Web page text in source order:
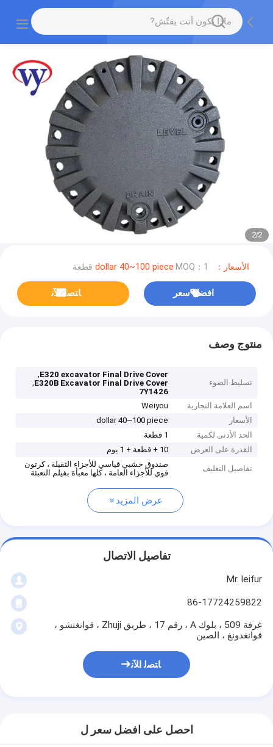
2
/
2
الأسعار：dollar 40~100 piece MOQ：1 قطعة
افضل سعر ﺎﺘﺼﻟ ﺍﻶﻧ
منتوج وصف
تسليط الضوء
E320 excavator Final Drive Cover
,
E320B Excavator Final Drive Cover
,
7Y1426
اسم العلامة التجارية
Weiyou
الأسعار
dollar 40~100 piece
الحد الأدنى لكمية
1 قطعة
القدرة على العرض
10 + قطعة + 1 يوم
تفاصيل التغليف
صندوق خشبي قياسي للأجزاء الثقيلة ، كرتون
قوي للأجزاء العامة ، كلها معبأة بفيلم التعبئة
عرض المزيد
تفاصيل الاتصال
Mr. leifur
86-17724259822
غرفة 509 ، بلوك A ، رقم 17 ، طريق Zhuji ، قوانغتشو ،
قوانغدونغ ، الصين
ﺎﺘﺼﻟ ﺍﻶﻧ
احصل على افضل سعر ل